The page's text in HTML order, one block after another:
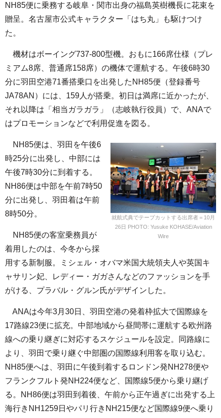
NH85便に乗務する岐阜・関市出身の福島英樹機長に花束を
贈呈。名古屋市公式キャラクター「はち丸」も駆けつけ
た。
機材はボーイング737-800型機。おもに166席仕様（プレ
ミアム8席、普通席158席）の機体で運航する。午後6時30
分に羽田空港71番搭乗口を出発したNH85便（登録番号
JA78AN）には、159人が搭乗。初日は満席に近かったが、
それ以降は「相当ガラガラ」（志岐執行役員）で、ANAで
はプロモーションなどで利用促進を図る。
就航式典でテープカットする出席者＝10月
26日 PHOTO: Yusuke KOHASE/Aviation
Wire
NH85便は、羽田を午後6
時25分に出発し、中部には
午後7時30分に到着する。
NH86便は中部を午前7時50
分に出発し、羽田着は午前
8時50分。
NH85便の客室乗務員が
着用したのは、今冬から採
用する新制服。ミシェル・オバマ米国大統領夫人や英国キ
ャサリン妃、レディー・ガガさんなどのファッションを手
がける、プラバル・グルン氏がデザインした。
ANAは今年3月30日、羽田空港の発着枠拡大で国際線を
17路線23便に拡充。中部地域から昼間帯に運航する欧州路
線への乗り継ぎに対応するスケジュールを設定。同路線に
より、羽田で乗り継ぐ中部圏の国際線利用客を取り込む。
NH85便へは、羽田に午後到着するロンドン発NH278便や
フランクフルト発NH224便など、国際線5便から乗り継げ
る。NH86便は羽田到着後、午前から正午過ぎに出発する上
海行きNH1259日やパリ行きNH215便など国際線9便へ乗り